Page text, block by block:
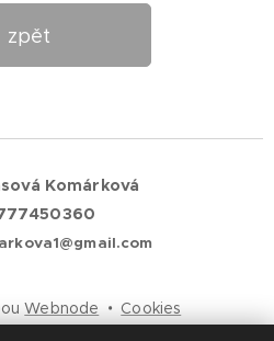
zpět
Komárková
Webnode Cookies